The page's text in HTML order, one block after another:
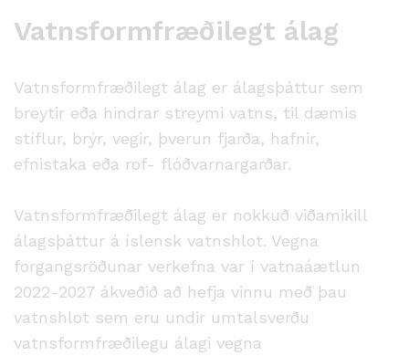
Vatnsformfræðilegt álag
Vatnsformfræðilegt álag er álagsþáttur sem
breytir eða hindrar streymi vatns, til dæmis
stíflur, brýr, vegir, þverun fjarða, hafnir,
efnistaka eða rof- flóðvarnargarðar.
Vatnsformfræðilegt álag er nokkuð viðamikill
álagsþáttur á íslensk vatnshlot. Vegna
forgangsröðunar verkefna var í vatnaáætlun
2022-2027 ákveðið að hefja vinnu með þau
vatnshlot sem eru undir umtalsverðu
vatnsformfræðilegu álagi vegna